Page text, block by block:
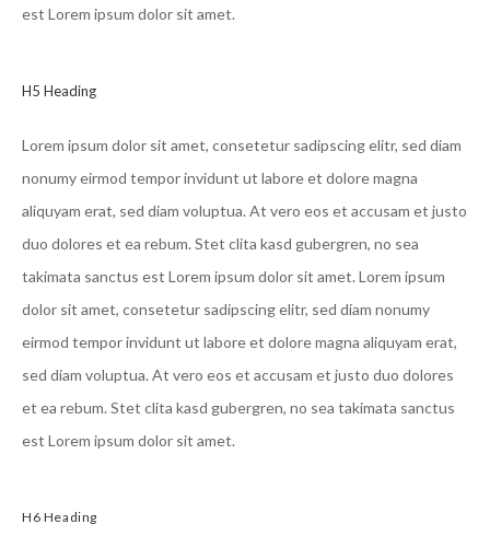
est Lorem ipsum dolor sit amet.
H5 Heading
Lorem ipsum dolor sit amet, consetetur sadipscing elitr, sed diam
nonumy eirmod tempor invidunt ut labore et dolore magna
aliquyam erat, sed diam voluptua. At vero eos et accusam et justo
duo dolores et ea rebum. Stet clita kasd gubergren, no sea
takimata sanctus est Lorem ipsum dolor sit amet. Lorem ipsum
dolor sit amet, consetetur sadipscing elitr, sed diam nonumy
eirmod tempor invidunt ut labore et dolore magna aliquyam erat,
sed diam voluptua. At vero eos et accusam et justo duo dolores
et ea rebum. Stet clita kasd gubergren, no sea takimata sanctus
est Lorem ipsum dolor sit amet.
H6 Heading